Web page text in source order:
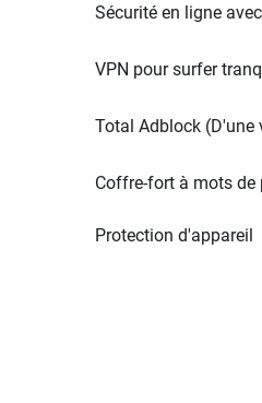
Sécurité en ligne
VPN pour surfer
Total Adblock (D'une
Coffre-fort à mots de
Protection d'appareil